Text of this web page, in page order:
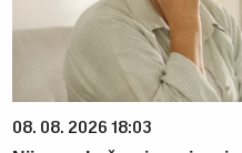
08. 08. 2026 18:03